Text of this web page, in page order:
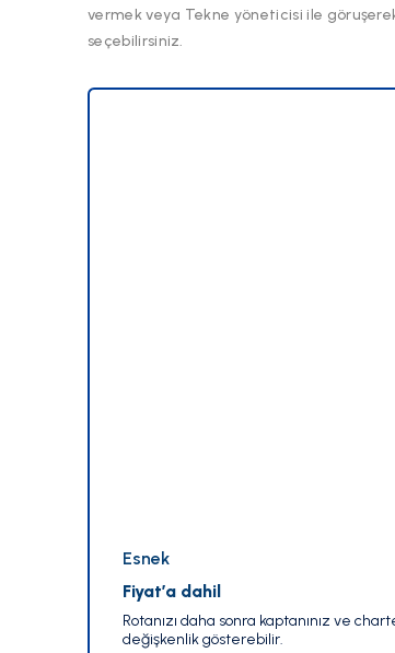
vermek veya Tekne yöneticisi ile
seçebilirsiniz.
Esnek
Fiyat’a dahil
Rotanızı daha sonra kaptanınız ve
değişkenlik gösterebilir.